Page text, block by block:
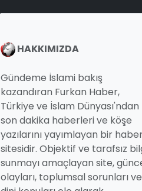
HAKKIMIZDA
Gündeme İslami bakış
kazandıran Furkan Haber,
Türkiye ve İslam Dünyası'ndan
son dakika haberleri ve köşe
yazılarını yayımlayan bir
sitesidir. Objektif ve tarafsız
sunmayı amaçlayan site,
olayları, toplumsal sorunları ve